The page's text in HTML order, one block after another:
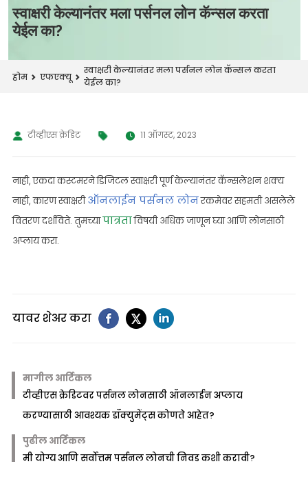
स्वाक्षरी केल्यानंतर मला पर्सनल लोन कॅन्सल करता
येईल का?
होम एफएक्यू
स्वाक्षरी केल्यानंतर मला पर्सनल लोन कॅन्सल करता
येईल का?
टीव्हीएस क्रेडिट 11 ऑगस्ट, 2023
नाही, एकदा कस्टमरने डिजिटल स्वाक्षरी पूर्ण केल्यानंतर कॅन्सलेशन शक्य
नाही, कारण स्वाक्षरीऑनलाईन पर्सनल लोनरकमेवर सहमती असलेले
वितरण दर्शविते. तुमच्यापात्रताविषयी अधिक जाणून घ्या आणि लोनसाठी
अप्लाय करा.
यावर शेअर करा
मागील आर्टिकल
टीव्हीएस क्रेडिटवर पर्सनल लोनसाठी ऑनलाईन अप्लाय
करण्यासाठी आवश्यक डॉक्युमेंट्स कोणते आहेत?
पुढील आर्टिकल
मी योग्य आणि सर्वोत्तम पर्सनल लोनची निवड कशी करावी?